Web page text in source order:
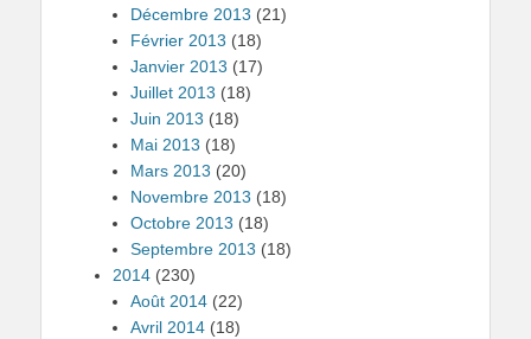
Décembre 2013 (21)
Février 2013 (18)
Janvier 2013 (17)
Juillet 2013 (18)
Juin 2013 (18)
Mai 2013 (18)
Mars 2013 (20)
Novembre 2013 (18)
Octobre 2013 (18)
Septembre 2013 (18)
2014 (230)
Août 2014 (22)
Avril 2014 (18)